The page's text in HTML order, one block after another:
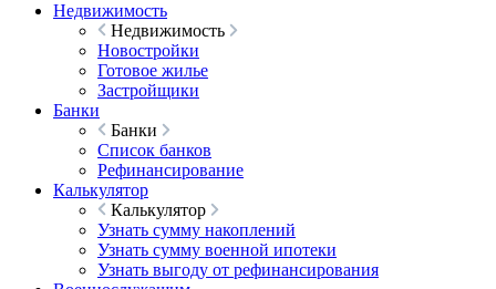
Недвижимость
Недвижимость
Новостройки
Готовое жилье
Застройщики
Банки
Банки
Список банков
Рефинансирование
Калькулятор
Калькулятор
Узнать сумму накоплений
Узнать сумму военной ипотеки
Узнать выгоду от рефинансирования